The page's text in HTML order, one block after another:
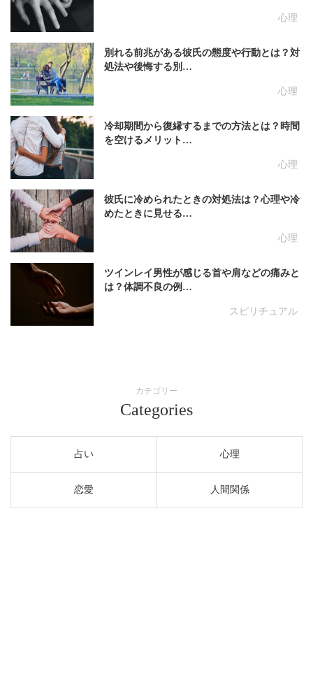
心理
心理
別れる前兆がある彼氏の態度や行動とは？対
処法や後悔する別…
心理
冷却期間から復縁するまでの方法とは？時間
を空けるメリット…
心理
彼氏に冷められたときの対処法は？心理や冷
めたときに見せる…
スピリチュアル
ツインレイ男性が感じる首や肩などの痛みと
は？体調不良の例…
カテゴリー
Categories
占い 心理
恋愛 人間関係